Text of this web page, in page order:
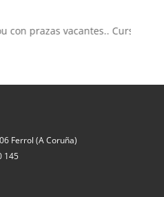
prazas vacantes.. Curso 2026-
Ferrol (A Coruña)
145